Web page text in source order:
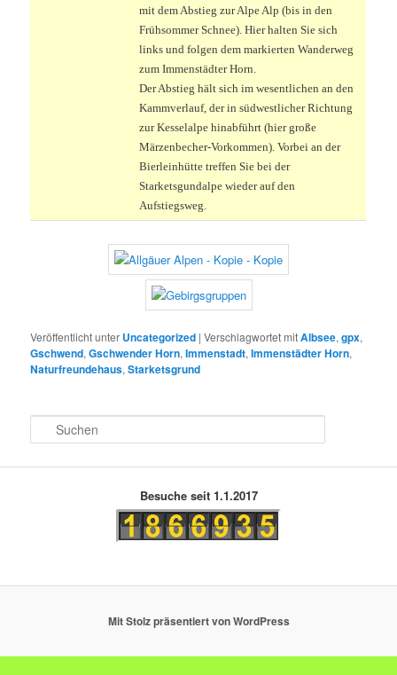
mit dem Abstieg zur Alpe Alp (bis in den
Frühsommer Schnee). Hier halten Sie sich
links und folgen dem markierten Wanderweg
zum Immenstädter Horn.
Der Abstieg hält sich im wesentlichen an den
Kammverlauf, der in südwestlicher Richtung
zur Kesselalpe hinabführt (hier große
Märzenbecher-Vorkommen). Vorbei an der
Bierleinhütte treffen Sie bei der
Starketsgundalpe wieder auf den
Aufstiegsweg.
Veröffentlicht unter Uncategorized |Verschlagwortet mitAlbsee,gpx,
Gschwend,Gschwender Horn,Immenstadt,Immenstädter Horn,
Naturfreundehaus,Starketsgrund
u
Besuche seit 1.1.2017
Mit Stolz präsentiert von WordPress